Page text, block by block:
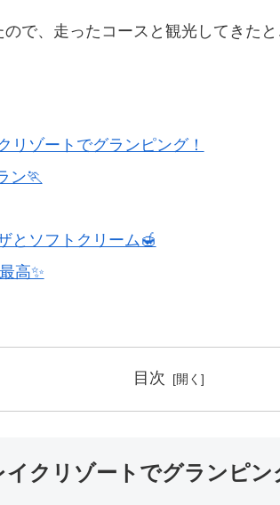
で、走ったコースと観光してきた
リゾートでグランピング！
ン🏃
とソフトクリーム🍯
高✨
目次
イクリゾートでグランピン